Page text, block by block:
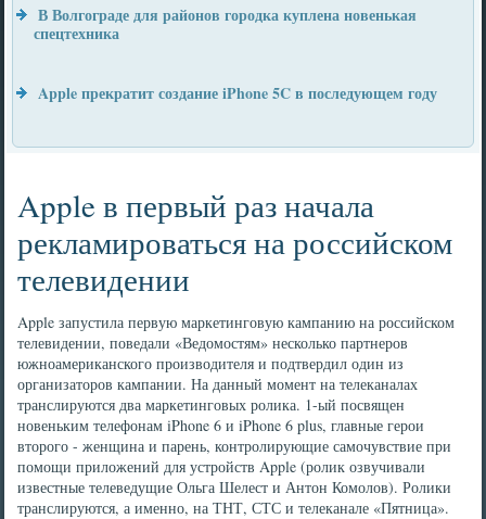
В Волгограде для районов городка куплена новенькая
спецтехника
Apple прекратит создание iPhone 5C в последующем году
Apple в первый раз начала
рекламироваться на российском
телевидении
Apple запустила первую маркетинговую кампанию на российском
телевидении, поведали «Ведомостям» несколько партнеров
южноамериканского производителя и подтвердил один из
организаторов кампании. На данный момент на телеканалах
транслируются два маркетинговых ролика. 1-ый посвящен
новеньким телефонам iPhone 6 и iPhone 6 plus, главные герои
второго - женщина и парень, контролирующие самочувствие при
помощи приложений для устройств Apple (ролик озвучивали
известные телеведущие Ольга Шелест и Антон Комолов). Ролики
транслируются, а именно, на ТНТ, СТС и телеканале «Пятница».